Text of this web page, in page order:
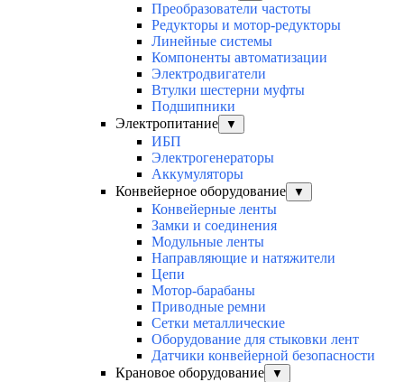
Преобразователи частоты
Редукторы и мотор-редукторы
Линейные системы
Компоненты автоматизации
Электродвигатели
Втулки шестерни муфты
Подшипники
Электропитание
▼
ИБП
Электрогенераторы
Аккумуляторы
Конвейерное оборудование
▼
Конвейерные ленты
Замки и соединения
Модульные ленты
Направляющие и натяжители
Цепи
Мотор-барабаны
Приводные ремни
Сетки металлические
Оборудование для стыковки лент
Датчики конвейерной безопасности
Крановое оборудование
▼